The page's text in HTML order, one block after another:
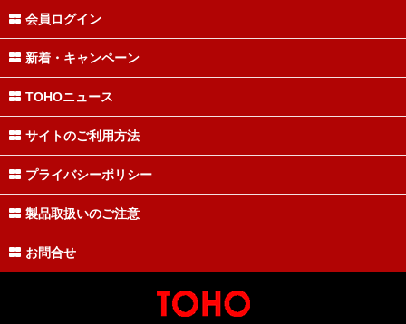
会員ログイン
新着・キャンペーン
TOHOニュース
サイトのご利用方法
プライバシーポリシー
製品取扱いのご注意
お問合せ